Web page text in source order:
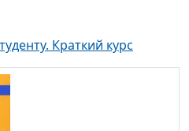
Краткий курс